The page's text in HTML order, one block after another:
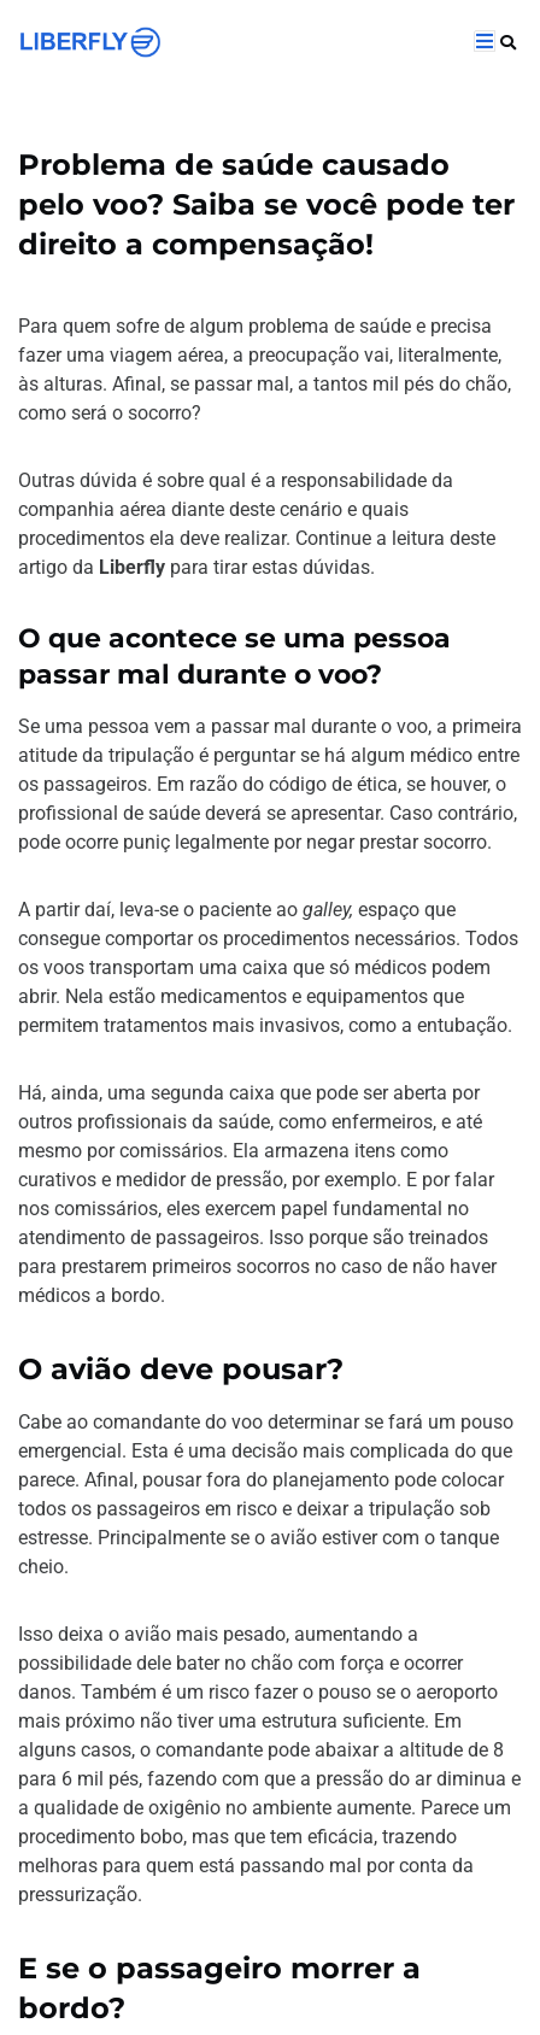
Problema de saúde causado
pelo voo? Saiba se você pode ter
direito a compensação!
Para quem sofre de algum problema de saúde e precisa
fazer uma viagem aérea, a preocupação vai, literalmente,
às alturas. Afinal, se passar mal, a tantos mil pés do chão,
como será o socorro?
Outras dúvida é sobre qual é a responsabilidade da
companhia aérea diante deste cenário e quais
procedimentos ela deve realizar. Continue a leitura deste
artigo da Liberfly para tirar estas dúvidas.
O que acontece se uma pessoa
passar mal durante o voo?
Se uma pessoa vem a passar mal durante o voo, a primeira
atitude da tripulação é perguntar se há algum médico entre
os passageiros. Em razão do código de ética, se houver, o
profissional de saúde deverá se apresentar. Caso contrário,
pode ocorre puniç legalmente por negar prestar socorro.
A partir daí, leva-se o paciente ao galley, espaço que
consegue comportar os procedimentos necessários. Todos
os voos transportam uma caixa que só médicos podem
abrir. Nela estão medicamentos e equipamentos que
permitem tratamentos mais invasivos, como a entubação.
Há, ainda, uma segunda caixa que pode ser aberta por
outros profissionais da saúde, como enfermeiros, e até
mesmo por comissários. Ela armazena itens como
curativos e medidor de pressão, por exemplo. E por falar
nos comissários, eles exercem papel fundamental no
atendimento de passageiros. Isso porque são treinados
para prestarem primeiros socorros no caso de não haver
médicos a bordo.
O avião deve pousar?
Cabe ao comandante do voo determinar se fará um pouso
emergencial. Esta é uma decisão mais complicada do que
parece. Afinal, pousar fora do planejamento pode colocar
todos os passageiros em risco e deixar a tripulação sob
estresse. Principalmente se o avião estiver com o tanque
cheio.
Isso deixa o avião mais pesado, aumentando a
possibilidade dele bater no chão com força e ocorrer
danos. Também é um risco fazer o pouso se o aeroporto
mais próximo não tiver uma estrutura suficiente. Em
alguns casos, o comandante pode abaixar a altitude de 8
para 6 mil pés, fazendo com que a pressão do ar diminua e
a qualidade de oxigênio no ambiente aumente. Parece um
procedimento bobo, mas que tem eficácia, trazendo
melhoras para quem está passando mal por conta da
pressurização.
E se o passageiro morrer a
bordo?